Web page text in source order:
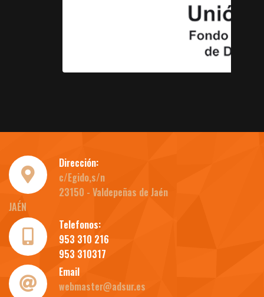
Dirección:
c/Egido,s/n
23150 - Valdepeñas de Jaén
JAÉN
Telefonos:
953 310 216
953 310317
Email
webmaster@adsur.es